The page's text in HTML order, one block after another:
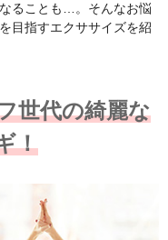
ることも…。そんなお悩
目指すエクササイズを紹
世代の綺麗な
！